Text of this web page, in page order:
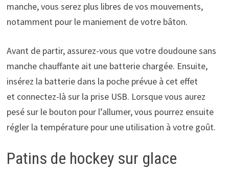
manche, vous serez plus libres de vos mouvements,
notamment pour le maniement de votre bâton.
Avant de partir, assurez-vous que votre doudoune sans
manche chauffante ait une batterie chargée. Ensuite,
insérez la batterie dans la poche prévue à cet effet
et connectez-là sur la prise USB. Lorsque vous aurez
pesé sur le bouton pour l’allumer, vous pourrez ensuite
régler la température pour une utilisation à votre goût.
Patins de hockey sur glace